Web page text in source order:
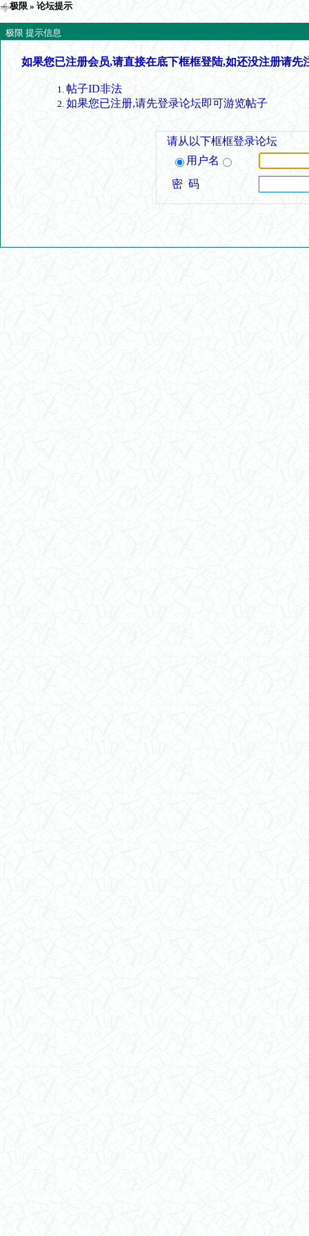
极限 » 论坛提示
极限 提示信息
如果您已注册会员,请直接在底下框框登陆,如还没注册请先
帖子ID非法
如果您已注册,请先登录论坛即可游览帖子
请从以下框框登录论坛
用户名
密 码